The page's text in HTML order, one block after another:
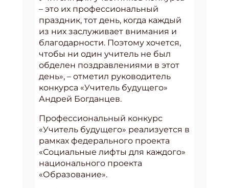
– это их профессиональный
праздник, тот день, когда каждый
из них заслуживает внимания и
благодарности. Поэтому хочется,
чтобы ни один учитель не был
обделен поздравлениями в этот
день», – отметил руководитель
конкурса «Учитель будущего»
Андрей Богданцев.
Профессиональный конкурс
«Учитель будущего» реализуется в
рамках федерального проекта
«Социальные лифты для каждого»
национального проекта
«Образование».